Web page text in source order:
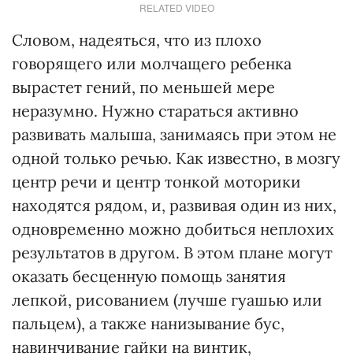
RELATED VIDEO
Словом, надеяться, что из плохо
говорящего или молчащего ребенка
вырастет гений, по меньшей мере
неразумно. Нужно стараться активно
развивать малыша, занимаясь при этом не
одной только речью. Как известно, в мозгу
центр речи и центр тонкой моторики
находятся рядом, и, развивая один из них,
одновременно можно добиться неплохих
результатов в другом. В этом плане могут
оказать бесценную помощь занятия
лепкой, рисованием (лучше гуашью или
пальцем), а также нанизывание бус,
навинчивание гайки на винтик,